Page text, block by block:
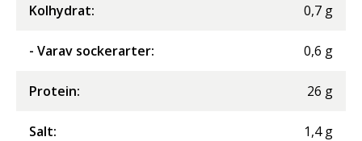
Kolhydrat: 0,7 g
- Varav sockerarter: 0,6 g
Protein: 26 g
Salt: 1,4 g